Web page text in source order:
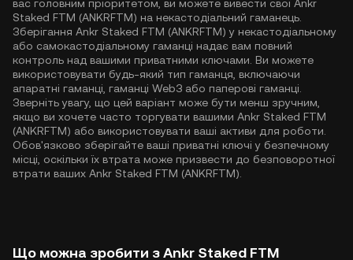
вас головним пріоритетом, ви можете вивести свої Ankr
Staked FTM (ANKRFTM) на некастодіальний гаманець.
Зберігання Ankr Staked FTM (ANKRFTM) у некастодіальному
або самокастодіальному гаманці надає вам повний
контроль над вашими приватними ключами. Ви можете
використовувати будь-який тип гаманця, включаючи
апаратні гаманці, гаманці Web3 або паперові гаманці.
Зверніть увагу, що цей варіант може бути менш зручним,
якщо ви хочете часто торгувати вашими Ankr Staked FTM
(ANKRFTM) або використовувати ваші активи для роботи.
Обов'язково зберігайте ваші приватні ключі у безпечному
місці, оскільки їх втрата може призвести до безповоротної
втрати ваших Ankr Staked FTM (ANKRFTM).
Що можна зробити з Ankr Staked FTM